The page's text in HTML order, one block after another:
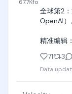
解说：「
踩崩了！
音效：浮
呼。
67.7Kfo
全球第2
OpenAI）
精准编辑
考、任意
文字极致
局如设计
71 3
Data